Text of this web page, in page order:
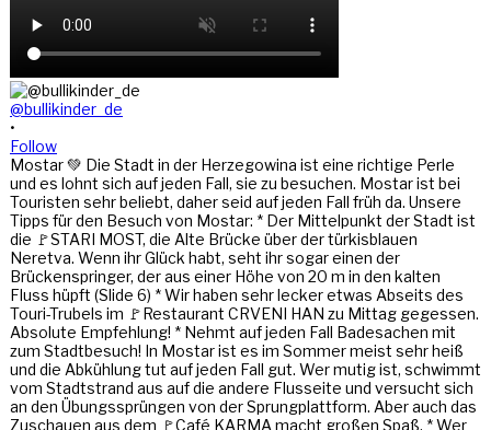
@bullikinder_de
•
Follow
Mostar 💚 Die Stadt in der Herzegowina ist eine richtige Perle
und es lohnt sich auf jeden Fall, sie zu besuchen. Mostar ist bei
Touristen sehr beliebt, daher seid auf jeden Fall früh da. Unsere
Tipps für den Besuch von Mostar: * Der Mittelpunkt der Stadt ist
die 🚩STARI MOST, die Alte Brücke über der türkisblauen
Neretva. Wenn ihr Glück habt, seht ihr sogar einen der
Brückenspringer, der aus einer Höhe von 20 m in den kalten
Fluss hüpft (Slide 6) * Wir haben sehr lecker etwas Abseits des
Touri-Trubels im 🚩Restaurant CRVENI HAN zu Mittag gegessen.
Absolute Empfehlung! * Nehmt auf jeden Fall Badesachen mit
zum Stadtbesuch! In Mostar ist es im Sommer meist sehr heiß
und die Abkühlung tut auf jeden Fall gut. Wer mutig ist, schwimmt
vom Stadtstrand aus auf die andere Flusseite und versucht sich
an den Übungssprüngen von der Sprungplattform. Aber auch das
Zuschauen aus dem 🚩Café KARMA macht großen Spaß. * Wer